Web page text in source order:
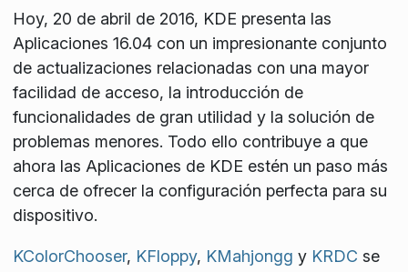
Hoy, 20 de abril de 2016, KDE presenta las
Aplicaciones 16.04 con un impresionante conjunto
de actualizaciones relacionadas con una mayor
facilidad de acceso, la introducción de
funcionalidades de gran utilidad y la solución de
problemas menores. Todo ello contribuye a que
ahora las Aplicaciones de KDE estén un paso más
cerca de ofrecer la configuración perfecta para su
dispositivo.
KColorChooser, KFloppy, KMahjongg y KRDC se